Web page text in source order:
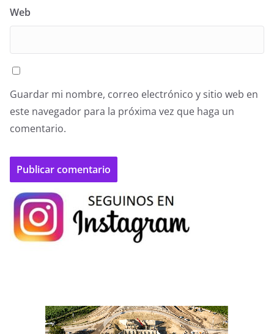
Web
Guardar mi nombre, correo electrónico y sitio web en
este navegador para la próxima vez que haga un
comentario.